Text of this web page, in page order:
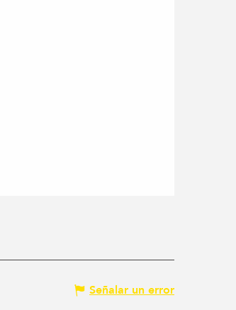
Señalar un error